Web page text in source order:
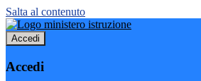
Salta al contenuto
Accedi
Accedi